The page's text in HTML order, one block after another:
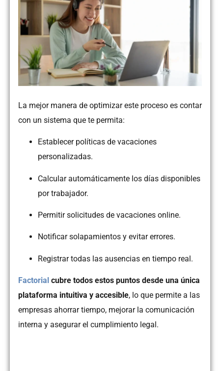
La mejor manera de optimizar este proceso es contar
con un sistema que te permita:
Establecer políticas de vacaciones
personalizadas.
Calcular automáticamente los días disponibles
por trabajador.
Permitir solicitudes de vacaciones online.
Notificar solapamientos y evitar errores.
Registrar todas las ausencias en tiempo real.
Factorial cubre todos estos puntos desde una única
plataforma intuitiva y accesible, lo que permite a las
empresas ahorrar tiempo, mejorar la comunicación
interna y asegurar el cumplimiento legal.